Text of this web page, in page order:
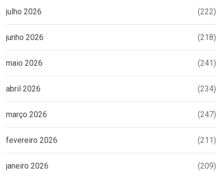
julho 2026 (222)
junho 2026 (218)
maio 2026 (241)
abril 2026 (234)
março 2026 (247)
fevereiro 2026 (211)
janeiro 2026 (209)